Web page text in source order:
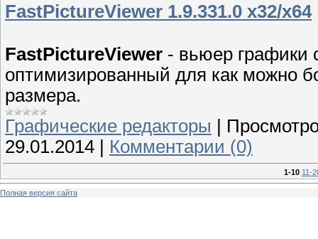
FastPictureViewer 1.9.331.0 x32/x64
FastPictureViewer - вьюер графики
оптимизированный для как можно
размера.
Графические редакторы |
29.01.2014 | Комментарии (0)
1-10 11-
Полная версия сайта